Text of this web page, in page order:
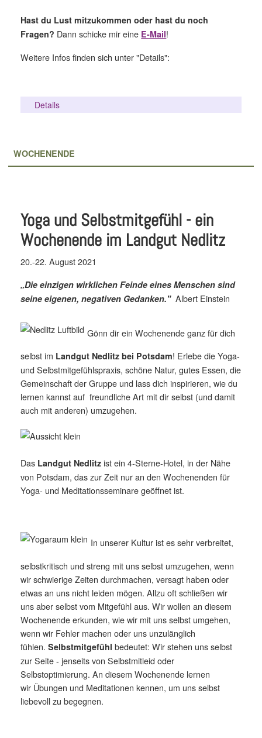
Hast du Lust mitzukommen oder hast du noch
Fragen? Dann schicke mir eine E-Mail!
Weitere Infos finden sich unter "Details":
Details
WOCHENENDE
Yoga und Selbstmitgefühl - ein
Wochenende im Landgut Nedlitz
20.-22. August 2021
„Die einzigen wirklichen Feinde eines Menschen sind
seine eigenen, negativen Gedanken." Albert Einstein
Gönn dir ein Wochenende ganz für dich
selbst im Landgut Nedlitz bei Potsdam! Erlebe die Yoga-
und Selbstmitgefühlspraxis, schöne Natur, gutes Essen, die
Gemeinschaft der Gruppe und lass dich inspirieren, wie du
lernen kannst auf freundliche Art mit dir selbst (und damit
auch mit anderen) umzugehen.
Das Landgut Nedlitzist ein 4-Sterne-Hotel, in der Nähe
von Potsdam, das zur Zeit nur an den Wochenenden für
Yoga- und Meditationsseminare geöffnet ist.
In unserer Kultur ist es sehr verbreitet,
selbstkritisch und streng mit uns selbst umzugehen, wenn
wir schwierige Zeiten durchmachen, versagt haben oder
etwas an uns nicht leiden mögen. Allzu oft schließen wir
uns aber selbst vom Mitgefühl aus. Wir wollen an diesem
Wochenende erkunden, wie wir mit uns selbst umgehen,
wenn wir Fehler machen oder uns unzulänglich
fühlen.Selbstmitgefühl bedeutet: Wir stehen uns selbst
zur Seite - jenseits von Selbstmitleid oder
Selbstoptimierung. An diesem Wochenende lernen
wir Übungen und Meditationen kennen, um uns selbst
liebevoll zu begegnen.